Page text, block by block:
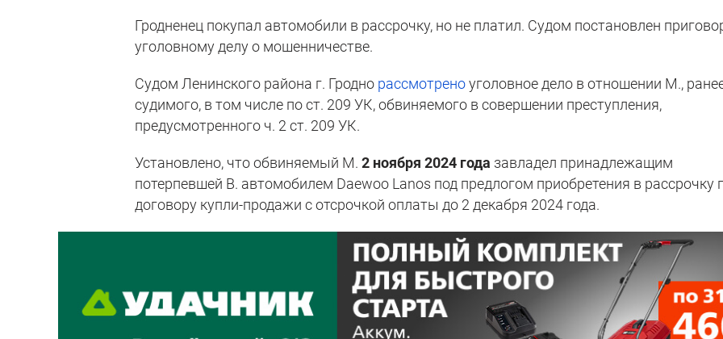
Гродненец покупал автомобили в рассрочку, но не платил. Судом постановлен
уголовному делу о мошенничестве.
Судом Ленинского района г. Гродно рассмотреноуголовное дело в отношении М.,
судимого, в том числе по ст. 209 УК, обвиняемого в совершении преступления,
предусмотренного ч. 2 ст. 209 УК.
Установлено, что обвиняемый М.2 ноября 2024 года завладел принадлежащим
потерпевшей В. автомобилем Daewoo Lanos под предлогом приобретения в рассрочку
договору купли-продажи с отсрочкой оплаты до 2 декабря 2024 года.